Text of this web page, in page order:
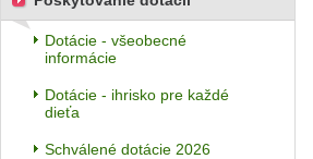
Dotácie - všeobecné
informácie
Dotácie - ihrisko pre každé
dieťa
Schválené dotácie 2026